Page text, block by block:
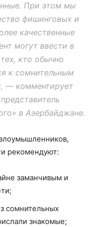
При этом мы
фишинговых и
качественные
могут ввести в
кто обычно
к сомнительным
— комментирует
в Азербайджане.
рекомендуют:
заманчивым и
сомнительных
знакомые;